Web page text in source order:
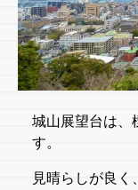
城山展望台は、
す。
見晴らしが良